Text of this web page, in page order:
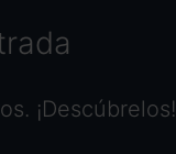
¡Descúbrelos!